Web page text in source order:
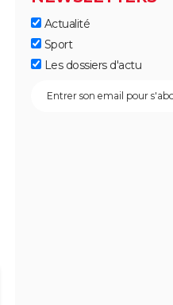
Actualité
Sport
Les dossiers d'actu